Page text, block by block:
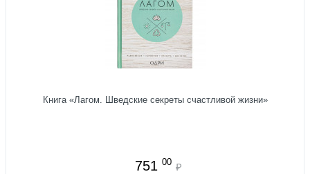
Книга «Лагом. Шведские секреты счастливой жизни»
751 00 ₽